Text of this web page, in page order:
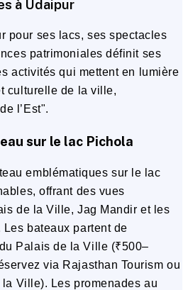
à Udaipur
pour ses lacs, ses spectacles
patrimoniales définit ses
activités qui mettent en lumière
culturelle de la ville,
l’Est".
sur le lac Pichola
emblématiques sur le lac
offrant des vues
de la Ville, Jag Mandir et les
bateaux partent de
Palais de la Ville (₹500–
via Rajasthan Tourism ou
Ville). Les promenades au